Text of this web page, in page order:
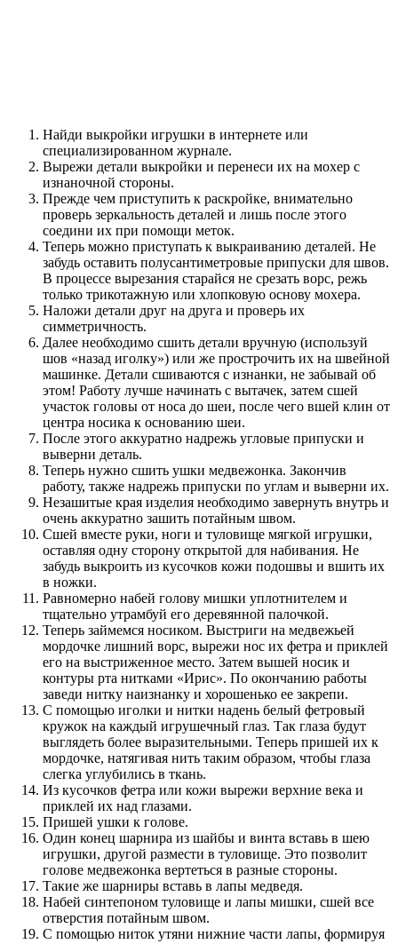
Найди выкройки игрушки в интернете или
специализированном журнале.
Вырежи детали выкройки и перенеси их на мохер с
изнаночной стороны.
Прежде чем приступить к раскройке, внимательно
проверь зеркальность деталей и лишь после этого
соедини их при помощи меток.
Теперь можно приступать к выкраиванию деталей. Не
забудь оставить полусантиметровые припуски для швов.
В процессе вырезания старайся не срезать ворс, режь
только трикотажную или хлопковую основу мохера.
Наложи детали друг на друга и проверь их
симметричность.
Далее необходимо сшить детали вручную (используй
шов «назад иголку») или же прострочить их на швейной
машинке. Детали сшиваются с изнанки, не забывай об
этом! Работу лучше начинать с вытачек, затем сшей
участок головы от носа до шеи, после чего вшей клин от
центра носика к основанию шеи.
После этого аккуратно надрежь угловые припуски и
выверни деталь.
Теперь нужно сшить ушки медвежонка. Закончив
работу, также надрежь припуски по углам и выверни их.
Незашитые края изделия необходимо завернуть внутрь и
очень аккуратно зашить потайным швом.
Сшей вместе руки, ноги и туловище мягкой игрушки,
оставляя одну сторону открытой для набивания. Не
забудь выкроить из кусочков кожи подошвы и вшить их
в ножки.
Равномерно набей голову мишки уплотнителем и
тщательно утрамбуй его деревянной палочкой.
Теперь займемся носиком. Выстриги на медвежьей
мордочке лишний ворс, вырежи нос их фетра и приклей
его на выстриженное место. Затем вышей носик и
контуры рта нитками «Ирис». По окончанию работы
заведи нитку наизнанку и хорошенько ее закрепи.
С помощью иголки и нитки надень белый фетровый
кружок на каждый игрушечный глаз. Так глаза будут
выглядеть более выразительными. Теперь пришей их к
мордочке, натягивая нить таким образом, чтобы глаза
слегка углубились в ткань.
Из кусочков фетра или кожи вырежи верхние века и
приклей их над глазами.
Пришей ушки к голове.
Один конец шарнира из шайбы и винта вставь в шею
игрушки, другой размести в туловище. Это позволит
голове медвежонка вертеться в разные стороны.
Такие же шарниры вставь в лапы медведя.
Набей синтепоном туловище и лапы мишки, сшей все
отверстия потайным швом.
С помощью ниток утяни нижние части лапы, формируя